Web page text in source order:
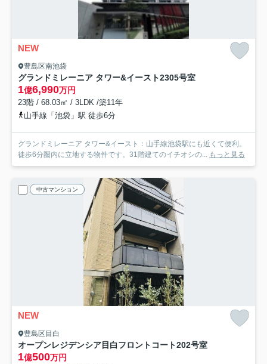
NEW
豊島区南池袋
グランドミレーニア タワー&イースト2305号室
1億6,990万円
23階 / 68.03㎡ / 3LDK /築11年
山手線「池袋」駅 徒歩6分
グランドミレーニア タワー&イースト：山手線池袋駅にも近くて便利。
徒歩6分圏内に立地する物件です。31階建てのイチオシの... もっと見る
中古マンション
NEW
豊島区目白
オープンレジデンシア目白フロントコート202号室
1億500万円